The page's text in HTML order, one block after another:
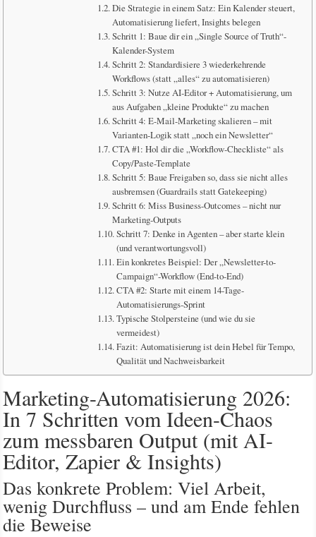
Die Strategie in einem Satz: Ein Kalender steuert,
Automatisierung liefert, Insights belegen
Schritt 1: Baue dir ein „Single Source of Truth“-
Kalender-System
Schritt 2: Standardisiere 3 wiederkehrende
Workflows (statt „alles“ zu automatisieren)
Schritt 3: Nutze AI-Editor + Automatisierung, um
aus Aufgaben „kleine Produkte“ zu machen
Schritt 4: E-Mail-Marketing skalieren – mit
Varianten-Logik statt „noch ein Newsletter“
CTA #1: Hol dir die „Workflow-Checkliste“ als
Copy/Paste-Template
Schritt 5: Baue Freigaben so, dass sie nicht alles
ausbremsen (Guardrails statt Gatekeeping)
Schritt 6: Miss Business-Outcomes – nicht nur
Marketing-Outputs
Schritt 7: Denke in Agenten – aber starte klein
(und verantwortungsvoll)
Ein konkretes Beispiel: Der „Newsletter-to-
Campaign“-Workflow (End-to-End)
CTA #2: Starte mit einem 14-Tage-
Automatisierungs-Sprint
Typische Stolpersteine (und wie du sie
vermeidest)
Fazit: Automatisierung ist dein Hebel für Tempo,
Qualität und Nachweisbarkeit
Marketing-Automatisierung 2026:
In 7 Schritten vom Ideen-Chaos
zum messbaren Output (mit AI-
Editor, Zapier & Insights)
Das konkrete Problem: Viel Arbeit,
wenig Durchfluss – und am Ende fehlen
die Beweise